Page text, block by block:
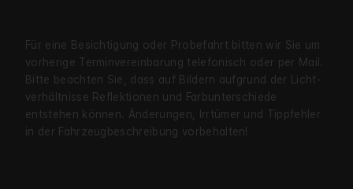
Für eine Besichtigung oder Probe­fahrt bitten wir Sie um
vorherige Termin­verein­barung telefonisch oder per Mail.
Bitte beachten Sie, dass auf Bildern aufgrund der Licht­
verhältnisse Reflekt­ionen und Farb­unter­schiede
entstehen können. Änderungen, Irrtümer und Tipp­fehler
in der Fahrzeug­beschreibung vorbehalten!